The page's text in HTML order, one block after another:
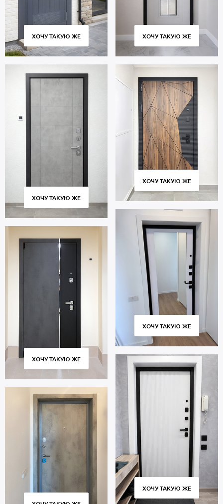
ХОЧУ ТАКУЮ ЖЕ
ХОЧУ ТАКУЮ ЖЕ
ХОЧУ ТАКУЮ ЖЕ
ХОЧУ ТАКУЮ ЖЕ
ХОЧУ ТАКУЮ ЖЕ
ХОЧУ ТАКУЮ ЖЕ
ХОЧУ ТАКУЮ ЖЕ